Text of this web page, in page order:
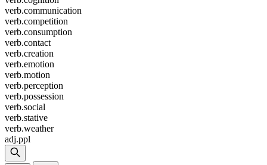
verb.communication
verb.competition
verb.consumption
verb.contact
verb.creation
verb.emotion
verb.motion
verb.perception
verb.possession
verb.social
verb.stative
verb.weather
adj.ppl